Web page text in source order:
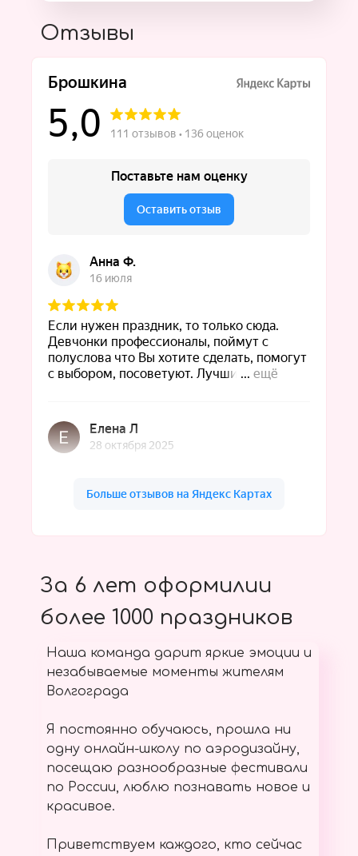
Отзывы
За 6 лет оформилии
более 1000 праздников
Наша команда дарит яркие эмоции и
незабываемые моменты жителям
Волгограда
Я постоянно обучаюсь, прошла ни
одну онлайн-школу по аэродизайну,
посещаю разнообразные фестивали
по России, люблю познавать новое и
красивое.
Приветствуем каждого, кто сейчас